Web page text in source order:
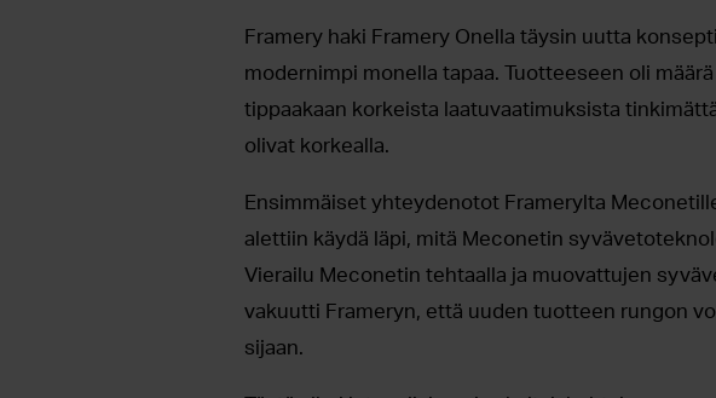
Framery haki Framery Onella täysin uutta
modernimpi monella tapaa. Tuotteeseen oli
tippaakaan korkeista laatuvaatimuksista
olivat korkealla.
Ensimmäiset yhteydenotot Framerylta
alettiin käydä läpi, mitä Meconetin
Vierailu Meconetin tehtaalla ja muovattujen
vakuutti Frameryn, että uuden tuotteen rungon
sijaan.